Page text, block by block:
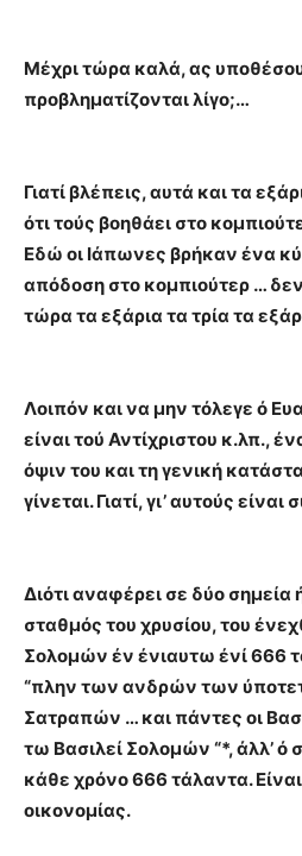
Μέχρι τώρα καλά, ας
προβληματίζονται λίγο;…
Γιατί βλέπεις, αυτά και τα
ότι τούς βοηθάει στο
Εδώ οι Ιάπωνες βρήκαν ένα
απόδοση στο κομπιούτερ … δεν
τώρα τα εξάρια τα τρία τα
Λοιπόν και να μην τόλεγε ό
είναι τού Αντίχριστου κ.λπ.,
όψιν του και τη γενική
γίνεται. Γιατί, γι’ αυτούς
Διότι αναφέρει σε δύο σημεία
σταθμός του χρυσίου, του
Σολομών έν ένιαυτω ένί 666
“πλην των ανδρών των
Σατραπών … και πάντες οι
τω Βασιλεί Σολομών “*, άλλ’ ό
κάθε χρόνο 666 τάλαντα.
οικονομίας.